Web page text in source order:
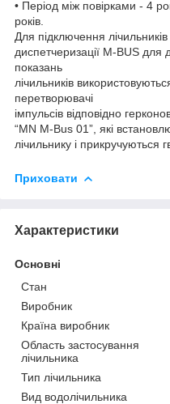
• Період між повірками - 4
років.
Для підключення
диспетчеризації M-BUS для
показань
лічильників
перетворювачі
імпульсів відповідно
“MN M-Bus 01”, які
лічильнику і прикручуються
Приховати
Характеристики
Основні
Стан
Виробник
Країна виробник
Область застосування
лічильника
Тип лічильника
Вид водолічильника